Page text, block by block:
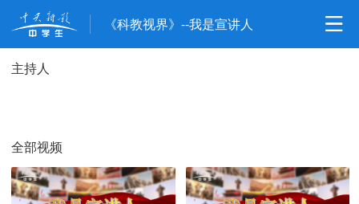
《科教视界》--我是宣讲人
主持人
全部视频